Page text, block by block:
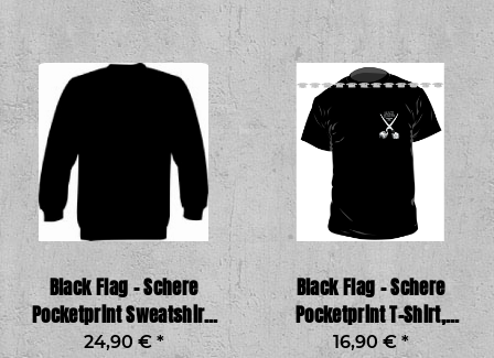
Black Flag – Schere
Pocketprint Sweatshirt,
schwarz
24,90 € *
Black Flag – Schere
Pocketprint T-Shirt,
schwarz
16,90 € *